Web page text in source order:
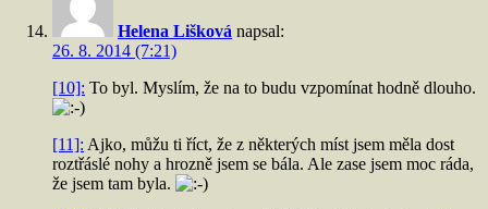
Helena Lišková napsal:
26. 8. 2014 (7:21)
[10]: To byl. Myslím, že na to budu vzpomínat hodně dlouho.
[11]: Ajko, můžu ti říct, že z některých míst jsem měla dost
roztřáslé nohy a hrozně jsem se bála. Ale zase jsem moc ráda,
že jsem tam byla.